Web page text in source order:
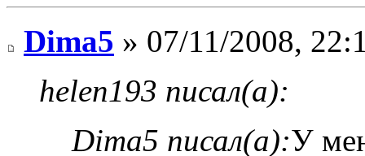
Dima5 » 07/11/2008,
helen193 писал(а):
Dima5 писал(а):У